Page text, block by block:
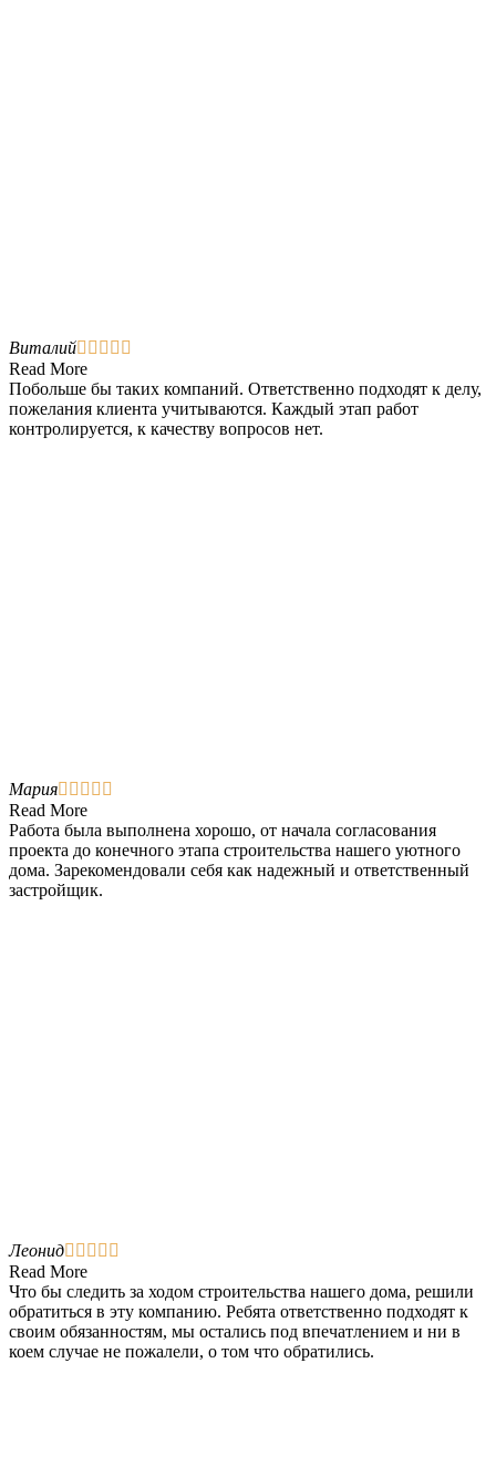
Виталий    
Read More
Побольше бы таких компаний. Ответственно подходят к делу,
пожелания клиента учитываются. Каждый этап работ
контролируется, к качеству вопросов нет.
Мария    
Read More
Работа была выполнена хорошо, от начала согласования
проекта до конечного этапа строительства нашего уютного
дома. Зарекомендовали себя как надежный и ответственный
застройщик.
Леонид    
Read More
Что бы следить за ходом строительства нашего дома, решили
обратиться в эту компанию. Ребята ответственно подходят к
своим обязанностям, мы остались под впечатлением и ни в
коем случае не пожалели, о том что обратились.